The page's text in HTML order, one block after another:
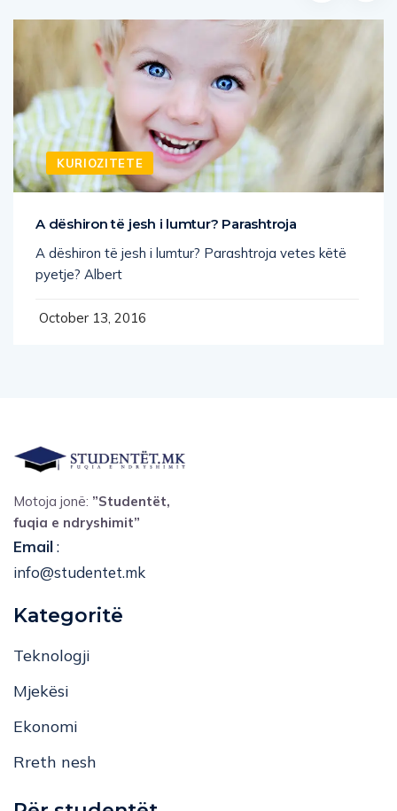
KURIOZITETE
A dëshiron të jesh i lumtur? Parashtroja
A dëshiron të jesh i lumtur? Parashtroja vetes këtë
pyetje? Albert
October 13, 2016
Motoja jonë: ”Studentët,
fuqia e ndryshimit”
Email:
info@studentet.mk
Kategoritë
Teknologji
Mjekësi
Ekonomi
Rreth nesh